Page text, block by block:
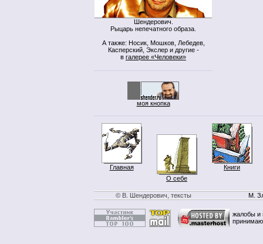
Шендерович.
Рыцарь непечатного образа.
А также: Носик, Мошков, Лебедев,
Касперский, Экслер и другие -
в галерее «Человеки»
моя кнопка
Главная
О себе
Книги
© В. Шендерович, тексты М.
жалобы и